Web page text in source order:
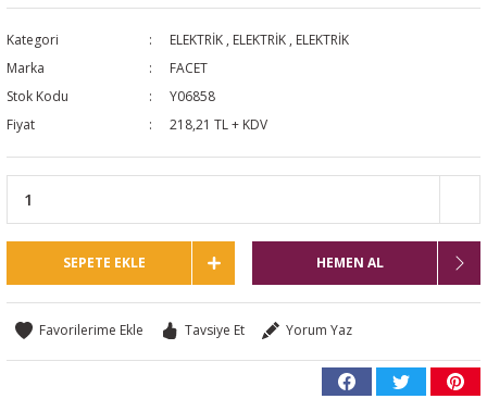
Kategori ELEKTRİK , ELEKTRİK , ELEKTRİK
Marka
FACET
Stok Kodu
Y06858
Fiyat
218,21 TL + KDV
SEPETE EKLE HEMEN AL
Tavsiye Et Yorum Yaz